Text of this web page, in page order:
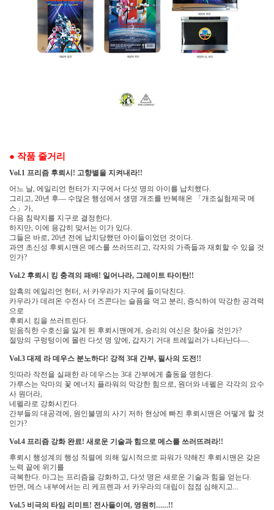
● 작품 줄거리
Vol.1 프리즘 후뢰시! 고향별을 지켜내라!!
어느 날, 에일리언 헌터가 지구에서 다섯 명의 아이를 납치했다.
그리고, 20년 후― 수많은 행성에서 생명 개조를 반복해온 「개조실험제국 메
스」 가,
다음 침략지를 지구로 결정한다.
하지만, 이에 용감히 맞서는 이가 있다.
그들은 바로, 20년 전에 납치당했던 아이들이었던 것이다.
과연 초신성 후뢰시맨은 메스를 쓰러뜨리고, 각자의 가족들과 재회할 수 있을 것
인가?
Vol.2 후뢰시 킹 충격의 패배! 일어나라, 그레이트 타이탄!!
암흑의 에일리언 헌터, 서 카우라가 지구에 들이닥친다.
카우라가 데려온 수전사 더 즈콘다는 슬픔을 먹고 분리, 증식하여 막강한 공격력
으로
후뢰시 킹을 쓰러트린다.
믿음직한 수호신을 잃게 된 후뢰시맨에게, 승리의 여신은 찾아올 것인가?
절망의 구렁텅이에 몰린 다섯 명 앞에, 갑자기 거대 트레일러가 나타난다―.
Vol.3 대제 라 데우스 분노하다! 강적 3대 간부, 필사의 도전!!
잇따라 작전을 실패한 라 데우스는 3대 간부에게 출동을 명한다.
가루스는 악마의 꽃 에너지 플라워의 막강한 힘으로, 원더와 네펠은 각각의 요수
사 원더라,
네펠라로 강화시킨다.
간부들의 대공격에, 원인불명의 사기 저하 현상에 빠진 후뢰시맨은 어떻게 할 것
인가?
Vol.4 프리즘 강화 완료! 새로운 기술과 힘으로 메스를 쓰러뜨려라!!
후뢰시 행성계의 행성 직렬에 의해 일시적으로 파워가 약해진 후뢰시맨은 갖은
노력 끝에 위기를
극복한다. 마그는 프리즘을 강화하고, 다섯 명은 새로운 기술과 힘을 얻는다.
반면, 메스 내부에서는 리 케프렌과 서 카우라의 대립이 점점 심해지고...
Vol.5 비극의 타임 리미트! 전사들이여, 영원히……!!